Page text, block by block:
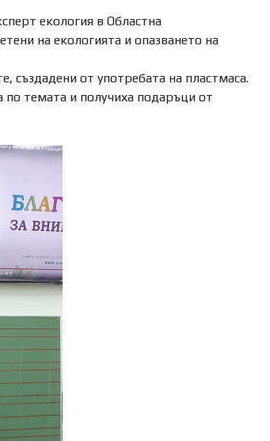
екология в Областна
на екологията и опазването на
създадени от употребата на пластмаса.
по темата и получиха подаръци от